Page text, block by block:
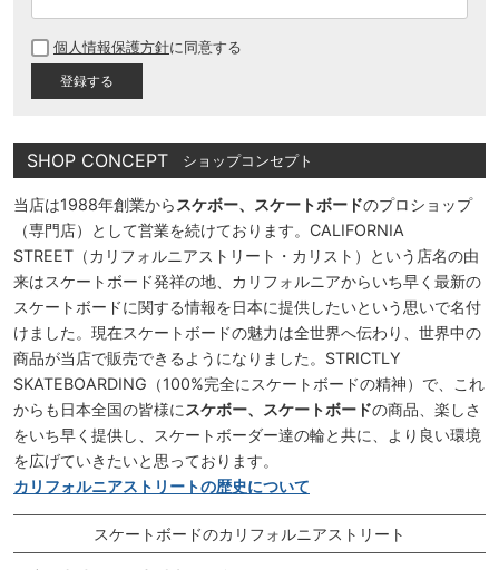
須
個人情報保護方針に同意する
SHOP CONCEPT ショップコンセプト
当店は1988年創業から スケボー、スケートボードのプロショップ
（専門店）として営業を続けております。CALIFORNIA
STREET（カリフォルニアストリート・カリスト）という店名の由
来はスケートボード発祥の地、カリフォルニアからいち早く最新の
スケートボードに関する情報を日本に提供したいという思いで名付
けました。現在スケートボードの魅力は全世界へ伝わり、世界中の
商品が当店で販売できるようになりました。STRICTLY
SKATEBOARDING（100%完全にスケートボードの精神）で、これ
からも日本全国の皆様に スケボー、スケートボードの商品、楽しさ
をいち早く提供し、スケートボーダー達の輪と共に、より良い環境
を広げていきたいと思っております。
カリフォルニアストリートの歴史について
スケートボードのカリフォルニアストリート